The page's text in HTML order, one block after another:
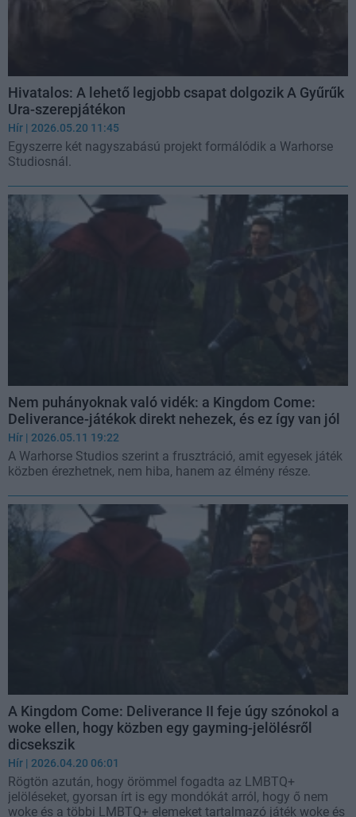
Hivatalos: A lehető legjobb csapat dolgozik A Gyűrűk
Ura-szerepjátékon
Hír | 2026.05.20 11:45
Egyszerre két nagyszabású projekt formálódik a Warhorse
Studiosnál.
Nem puhányoknak való vidék: a Kingdom Come:
Deliverance-játékok direkt nehezek, és ez így van jól
Hír | 2026.05.11 19:22
A Warhorse Studios szerint a frusztráció, amit egyesek játék
közben érezhetnek, nem hiba, hanem az élmény része.
A Kingdom Come: Deliverance II feje úgy szónokol a
woke ellen, hogy közben egy gayming-jelölésről
dicsekszik
Hír | 2026.04.20 06:01
Rögtön azután, hogy örömmel fogadta az LMBTQ+
jelöléseket, gyorsan írt is egy mondókát arról, hogy ő nem
woke és a többi LMBTQ+ elemeket tartalmazó játék woke és